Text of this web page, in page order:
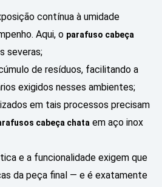
contínua à umidade
Aqui, o parafuso cabeça
severas;
de resíduos, facilitando a
exigidos nesses ambientes;
em tais processos precisam
cabeça chata em aço inox
e a funcionalidade exigem que
da peça final — e é exatamente